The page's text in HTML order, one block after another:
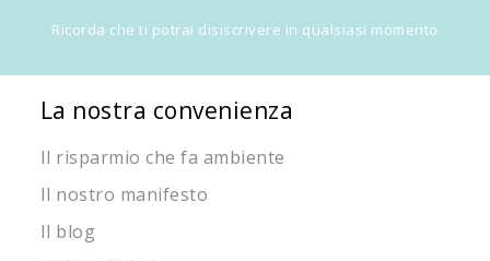
Ricorda che ti potrai disiscrivere in qualsiasi momento
La nostra convenienza
Il risparmio che fa ambiente
Il nostro manifesto
Il blog